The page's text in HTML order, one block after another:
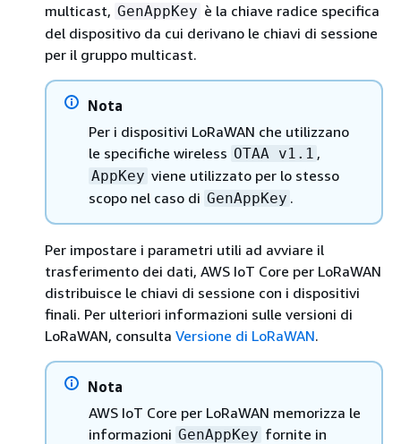
multicast, GenAppKey è la chiave radice specifica
del dispositivo da cui derivano le chiavi di sessione
per il gruppo multicast.
Nota
Per i dispositivi LoRaWAN che utilizzano
le specifiche wireless OTAA v1.1 ,
AppKey viene utilizzato per lo stesso
scopo nel caso di GenAppKey .
Per impostare i parametri utili ad avviare il
trasferimento dei dati, AWS IoT Core per LoRaWAN
distribuisce le chiavi di sessione con i dispositivi
finali. Per ulteriori informazioni sulle versioni di
LoRaWAN, consulta Versione di LoRaWAN.
Nota
AWS IoT Core per LoRaWAN memorizza le
informazioni GenAppKey fornite in